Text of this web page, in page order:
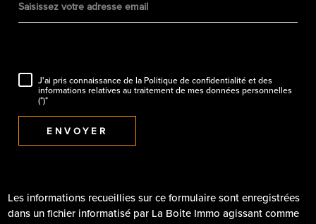
J'ai pris connaissance de la Politique de confidentialité et des
informations relatives au traitement de mes données personnelles
(*)*
ENVOYER
Les informations recueillies sur ce formulaire sont enregistrées
dans un fichier informatisé par La Boite Immo agissant comme